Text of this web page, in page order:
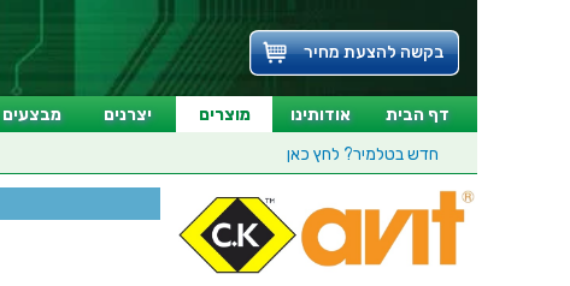
בקשה להצעת מחיר
דף הבית אודותינו מוצרים יצרנים מבצעים
חדש בטלמיר? לחץ כאן